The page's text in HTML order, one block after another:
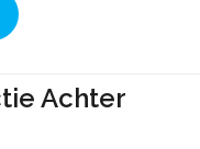
Achter